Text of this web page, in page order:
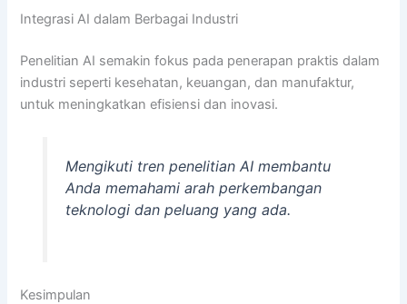
Integrasi AI dalam Berbagai Industri
Penelitian AI semakin fokus pada penerapan praktis dalam
industri seperti kesehatan, keuangan, dan manufaktur,
untuk meningkatkan efisiensi dan inovasi.
Mengikuti tren penelitian AI membantu
Anda memahami arah perkembangan
teknologi dan peluang yang ada.
Kesimpulan